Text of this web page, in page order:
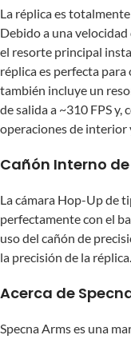
La réplica es
Debido a una
el resorte principal
réplica es perfecta
también incluye un
de salida a ~310 FPS
operaciones de interior
Cañón Interno
La cámara Hop-Up de
perfectamente con el
uso del cañón de
la precisión de la réplica.
Acerca de
Specna Arms es una